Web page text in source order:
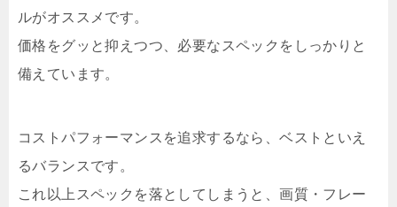
ルがオススメです。
価格をグッと抑えつつ、必要なスペックをしっかりと
備えています。
コストパフォーマンスを追求するなら、ベストといえ
るバランスです。
これ以上スペックを落としてしまうと、画質・フレー